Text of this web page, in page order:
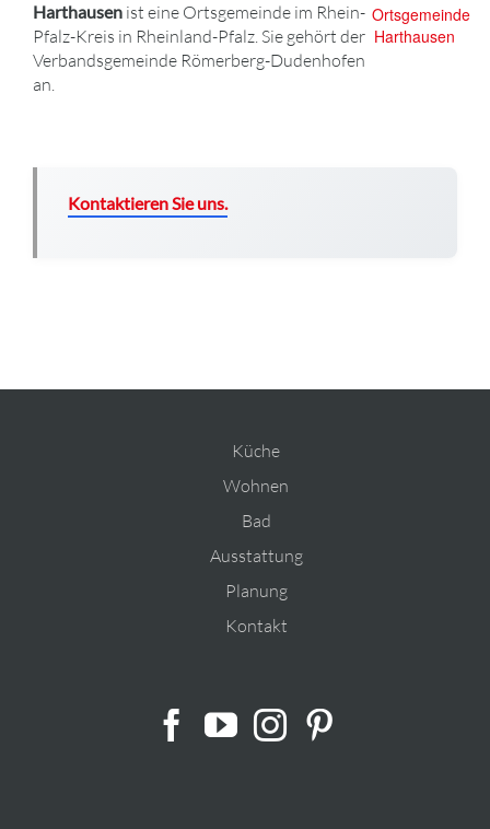
Harthausen ist eine Ortsgemeinde im Rhein-
Pfalz-Kreis in Rheinland-Pfalz. Sie gehört der
Verbandsgemeinde Römerberg-Dudenhofen
an.
Kontaktieren Sie uns.
Küche
Wohnen
Bad
Ausstattung
Planung
Kontakt